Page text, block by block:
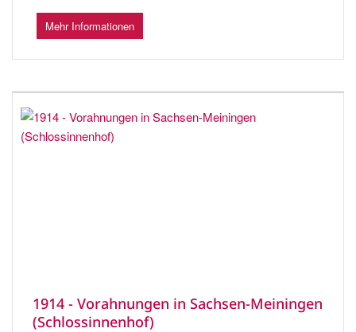
Mehr Informationen
1914 - Vorahnungen in Sachsen-Meiningen
(Schlossinnenhof)